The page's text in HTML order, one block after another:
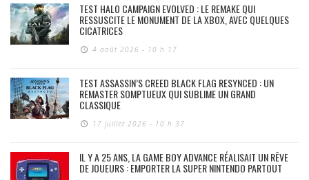
TEST HALO CAMPAIGN EVOLVED : LE REMAKE QUI
RESSUSCITE LE MONUMENT DE LA XBOX, AVEC QUELQUES
CICATRICES
4 août 2026 - 10 h 17
TEST ASSASSIN’S CREED BLACK FLAG RESYNCED : UN
REMASTER SOMPTUEUX QUI SUBLIME UN GRAND
CLASSIQUE
17 juillet 2026 - 10 h 37
IL Y A 25 ANS, LA GAME BOY ADVANCE RÉALISAIT UN RÊVE
DE JOUEURS : EMPORTER LA SUPER NINTENDO PARTOUT